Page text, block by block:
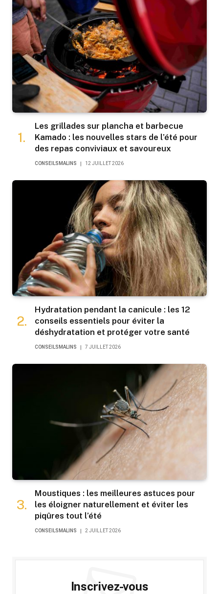
Les grillades sur plancha et barbecue
Kamado : les nouvelles stars de l’été pour
des repas conviviaux et savoureux
CONSEILSMALINS 12 JUILLET 2026
Hydratation pendant la canicule : les 12
conseils essentiels pour éviter la
déshydratation et protéger votre santé
CONSEILSMALINS 7 JUILLET 2026
Moustiques : les meilleures astuces pour
les éloigner naturellement et éviter les
piqûres tout l’été
CONSEILSMALINS 2 JUILLET 2026
Inscrivez-vous